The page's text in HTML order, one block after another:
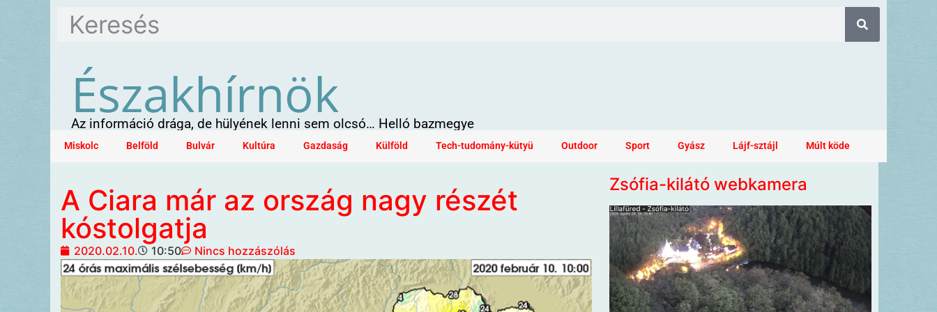
Északhírnök
Az információ drága, de hülyének lenni sem olcsó… Helló bazmegye
Miskolc Belföld Bulvár Kultúra Gazdaság Külföld Tech-tudomány-kütyü Outdoor Sport Gyász Lájf-sztájl Múlt köde
A Ciara már az ország nagy részét
kóstolgatja
2020.02.10. 10:50 Nincs hozzászólás
Zsófia-kilátó webkamera